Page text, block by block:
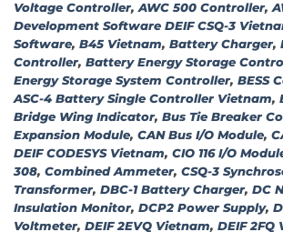
Voltage Controller,AWC 500 Controller,
Development Software DEIF CSQ-3
Software, B45 Vietnam, Battery Charger,
Controller, Battery Energy Storage
Energy Storage System Controller, BESS
ASC-4 Battery Single Controller Vietnam,
Bridge Wing Indicator, Bus Tie Breaker
Expansion Module, CAN Bus I/O Module,
DEIF CODESYS Vietnam, CIO 116 I/O
308, Combined Ammeter, CSQ-3
Transformer, DBC-1 Battery Charger, DC
Insulation Monitor, DCP2 Power Supply,
Voltmeter, DEIF 2EVQ Vietnam, DEIF 2FQ